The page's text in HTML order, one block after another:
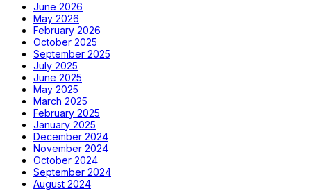
June 2026
May 2026
February 2026
October 2025
September 2025
July 2025
June 2025
May 2025
March 2025
February 2025
January 2025
December 2024
November 2024
October 2024
September 2024
August 2024